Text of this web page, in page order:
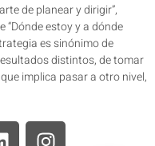
de planear y dirigir”,
“Dónde estoy y a dónde
es sinónimo de
distintos, de tomar
implica pasar a otro nivel,